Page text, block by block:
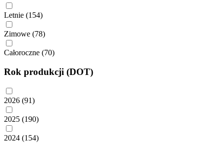
Letnie (154)
Zimowe (78)
Całoroczne (70)
Rok produkcji (DOT)
2026 (91)
2025 (190)
2024 (154)